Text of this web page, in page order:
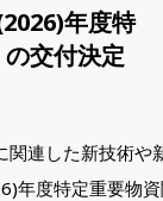
年度特
交付決定
連した新技術や
年度特定重要物